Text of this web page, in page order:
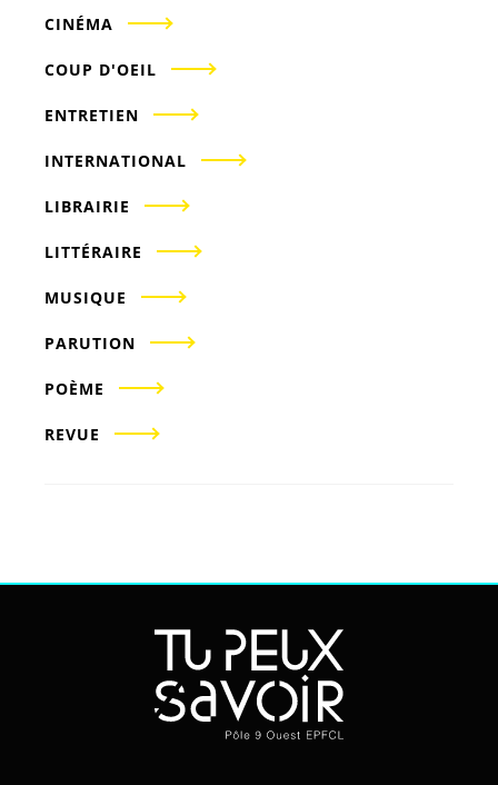
CINÉMA
COUP D'OEIL
ENTRETIEN
INTERNATIONAL
LIBRAIRIE
LITTÉRAIRE
MUSIQUE
PARUTION
POÈME
REVUE